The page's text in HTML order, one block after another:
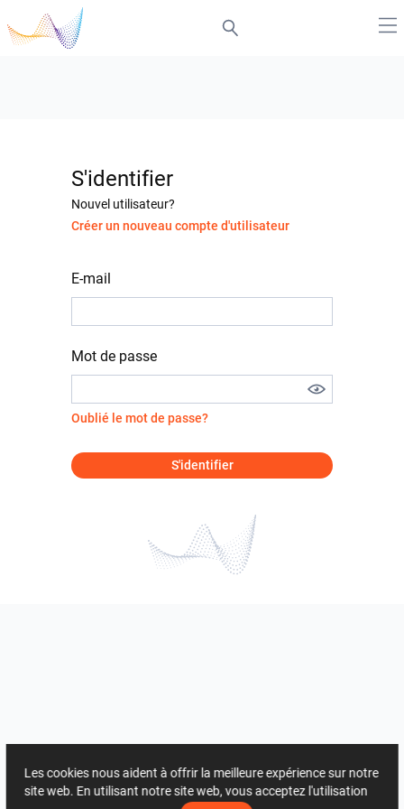
S'identifier
Nouvel utilisateur?
Créer un nouveau compte d'utilisateur
E-mail
Mot de passe
Oublié le mot de passe?
S'identifier
Les cookies nous aident à offrir la meilleure expérience sur notre
site web. En utilisant notre site web, vous acceptez l'utilisation